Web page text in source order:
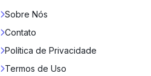
Sobre Nós
Contato
Política de Privacidade
Termos de Uso